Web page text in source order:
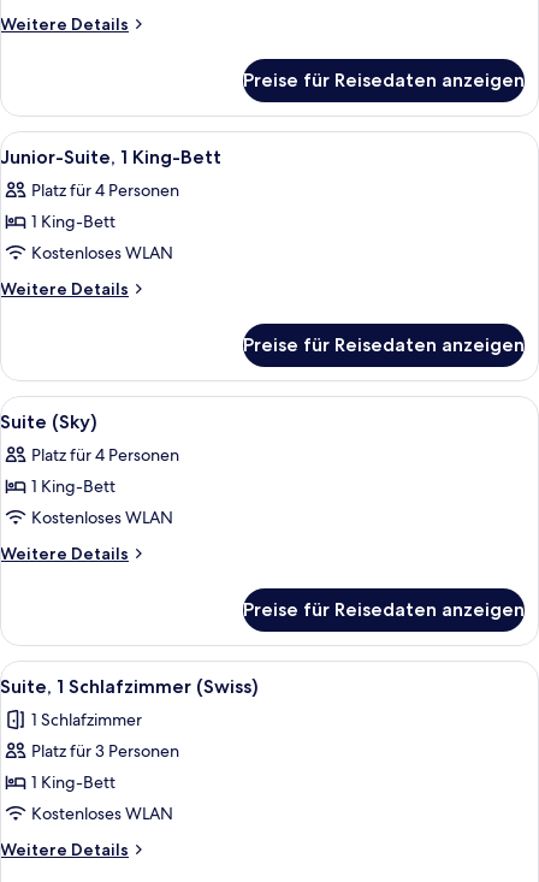
Weitere Details
Weitere
Zimmer,
1 King-
Bett
Preise für Reisedaten anzeigen
Alle
Fotos
für
Junior-
Suite,
1 King-
Ein Hotelzimmer mit einem großen
7
Junior-Suite, 1 King-Bett
Platz für 4 Personen
1 King-Bett
Kostenloses WLAN
Weitere Details
Weitere
Suite,
1 King-
Bett
Preise für Reisedaten anzeigen
Alle
Fotos
für
Suite
(Sky)
anzeigen
Ein modernes Hotelzimmer mit
4
Suite (Sky)
Platz für 4 Personen
1 King-Bett
Kostenloses WLAN
Weitere Details
Weitere
(Sky)
Preise für Reisedaten anzeigen
Alle
Fotos
für
Suite,
1
Schlafzimmer
(Swiss)
anzeigen
Ein Hotelzimmer mit einem großen
7
Suite, 1 Schlafzimmer (Swiss)
1 Schlafzimmer
Platz für 3 Personen
1 King-Bett
Kostenloses WLAN
Weitere Details
Weitere